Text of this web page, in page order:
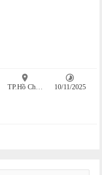
TP.Hồ Chí Minh 10/11/2025